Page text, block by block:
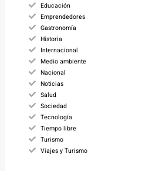
Educación
Emprendedores
Gastronomía
Historia
Internacional
Medio ambiente
Nacional
Noticias
Salud
Sociedad
Tecnología
Tiempo libre
Turismo
Viajes y Turismo